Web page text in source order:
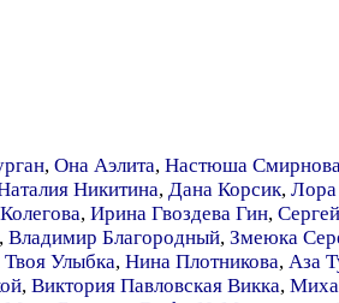
, Она Аэлита, Настюша
Никитина, Дана Корсик, Лора
, Ирина Гвоздева Гин,
, Владимир Благородный, Змеюка
Твоя Улыбка, Нина Плотникова, Аза
, Виктория Павловская Викка,